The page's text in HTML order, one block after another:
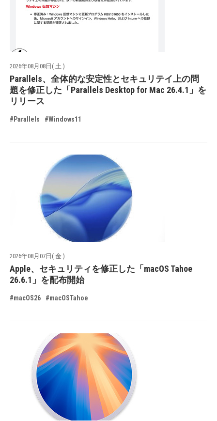
2026年08月08日( 土 )
Parallels、全体的な安定性とセキュリテイ上の問
題を修正した「Parallels Desktop for Mac 26.4.1」を
リリース
#Parallels #Windows11
2026年08月07日( 金 )
Apple、セキュリティを修正した「macOS Tahoe
26.6.1」を配布開始
#macOS26 #macOSTahoe